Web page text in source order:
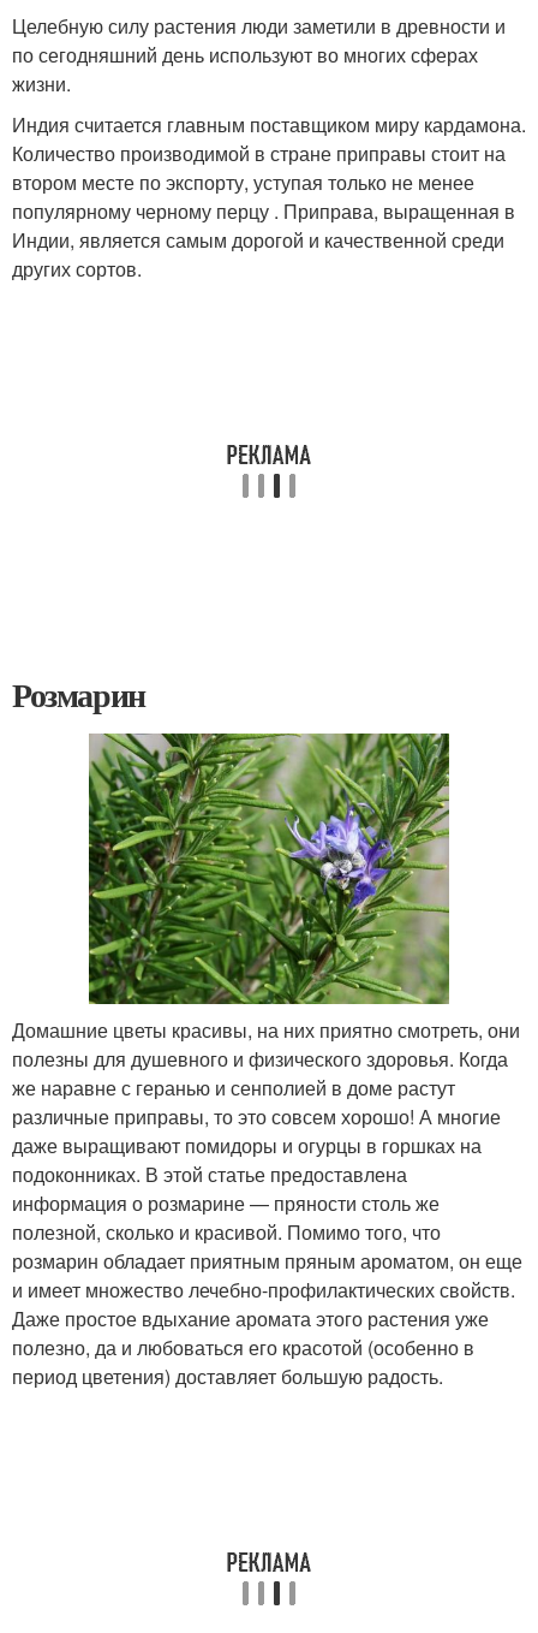
Целебную силу растения люди заметили в древности и
по сегодняшний день используют во многих сферах
жизни.
Индия считается главным поставщиком миру кардамона.
Количество производимой в стране приправы стоит на
втором месте по экспорту, уступая только не менее
популярному черному перцу . Приправа, выращенная в
Индии, является самым дорогой и качественной среди
других сортов.
Розмарин
Домашние цветы красивы, на них приятно смотреть, они
полезны для душевного и физического здоровья. Когда
же наравне с геранью и сенполией в доме растут
различные приправы, то это совсем хорошо! А многие
даже выращивают помидоры и огурцы в горшках на
подоконниках. В этой статье предоставлена
информация о розмарине — пряности столь же
полезной, сколько и красивой. Помимо того, что
розмарин обладает приятным пряным ароматом, он еще
и имеет множество лечебно-профилактических свойств.
Даже простое вдыхание аромата этого растения уже
полезно, да и любоваться его красотой (особенно в
период цветения) доставляет большую радость.